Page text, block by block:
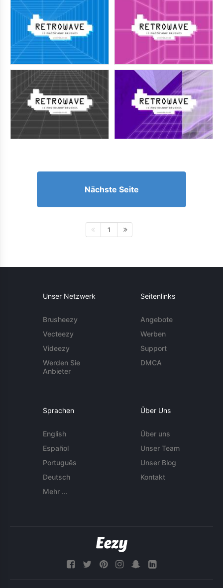
Nächste Seite
1
Unser Netzwerk
Brusheezy
Vecteezy
Videezy
Werden Sie
Anbieter
Seitenlinks
Angebote
Werben
Support
DMCA
Sprachen
English
Español
Português
Deutsch
Mehr ...
Über Uns
Über uns
Unser Team
Unser Blog
Kontakt